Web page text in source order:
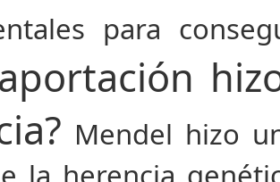
para
Mendel hizo